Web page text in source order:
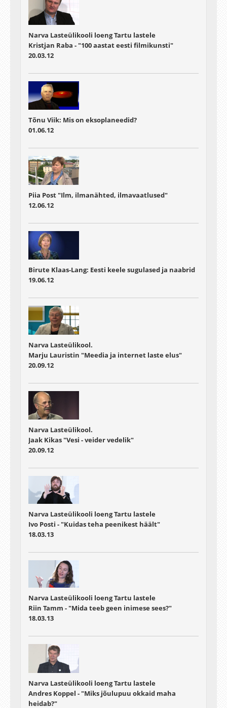
Narva Lasteülikooli loeng Tartu lastele
Kristjan Raba - "100 aastat eesti filmikunsti"
20.03.12
Tõnu Viik: Mis on eksoplaneedid?
01.06.12
Piia Post "Ilm, ilmanähted, ilmavaatlused"
12.06.12
Birute Klaas-Lang: Eesti keele sugulased ja naabrid
19.06.12
Narva Lasteülikool.
Marju Lauristin "Meedia ja internet laste elus"
20.09.12
Narva Lasteülikool.
Jaak Kikas "Vesi - veider vedelik"
20.09.12
Narva Lasteülikooli loeng Tartu lastele
Ivo Posti - "Kuidas teha peenikest häält"
18.03.13
Narva Lasteülikooli loeng Tartu lastele
Riin Tamm - "Mida teeb geen inimese sees?"
18.03.13
Narva Lasteülikooli loeng Tartu lastele
Andres Koppel - "Miks jõulupuu okkaid maha
heidab?"